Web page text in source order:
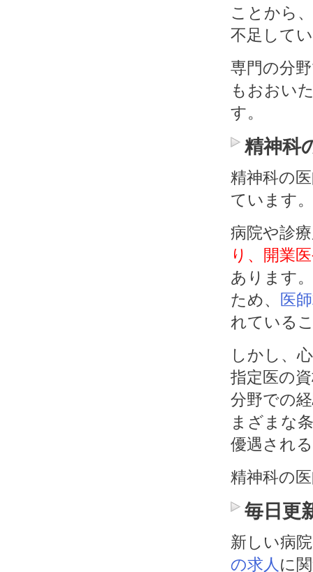
ことから
不足して
専門の分
もおおい
す。
精神科
精神科の
ています。
病院や診
り、開業
あります
ため、
医
れている
しかし、
指定医の
分野での
まざまな
優遇され
精神科の
毎日更
新しい病
の求人 に